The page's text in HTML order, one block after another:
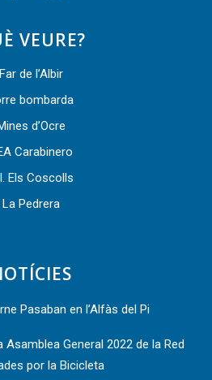
VEURE?
Far de l’Albir
bombarda
d’Ocre
Carabinero
Els Coscolls
La Pedrera
Pasaban en l’Alfàs del Pi
Asamblea General 2022 de la Red
por la Bicicleta